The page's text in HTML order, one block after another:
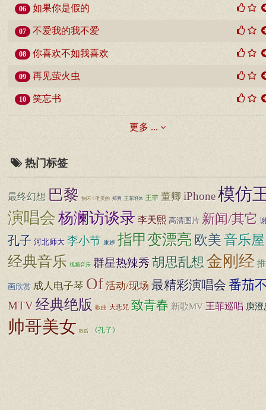
06 如果你是假的
07 不爱我的我不爱
08 你喜欢不如我喜欢
09 再见萤火虫
10 笑忘书
更多 ...
热门标签
最终幻想 巴黎 快闪！唯美的 郑爽 王菲附体 王菲 董卿 iPhone模仿
演唱会杨澜访谈录 李天熙 高清图片 新闻/其它
孔子 河北师大 李小节 康婷 指甲变漂亮 欧美音乐屋
经典音乐 视频音乐 群星热辣秀胡思乱想 金刚经
画欣赏 成人电子琴 Of 活动/现场 最精彩演唱会番茄
MTV经典绝版 歌曲 大悲咒 致青春 新歌MV 王菲巡唱 庾澄
帅哥美女 歌后 《孔子》